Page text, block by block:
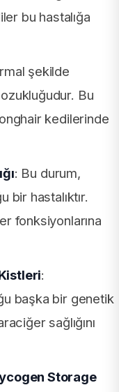
bu hastalığa
şekilde
Bu
kedilerinde
: Bu durum,
bir hastalıktır.
fonksiyonlarına
:
başka bir genetik
sağlığını
Storage